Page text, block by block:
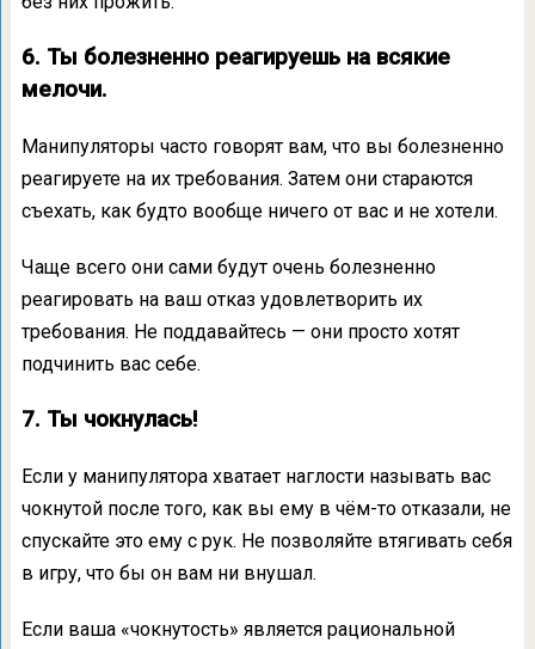
6. Ты болезненно реагируешь на всякие
мелочи.
Манипуляторы часто говорят вам, что вы болезненно
реагируете на их требования. Затем они стараются
съехать, как будто вообще ничего от вас и не хотели.
Чаще всего они сами будут очень болезненно
реагировать на ваш отказ удовлетворить их
требования. Не поддавайтесь — они просто хотят
подчинить вас себе.
7. Ты чокнулась!
Если у манипулятора хватает наглости называть вас
чокнутой после того, как вы ему в чём-то отказали, не
спускайте это ему с рук. Не позволяйте втягивать себя
в игру, что бы он вам ни внушал.
Если ваша «чокнутость» является рациональной